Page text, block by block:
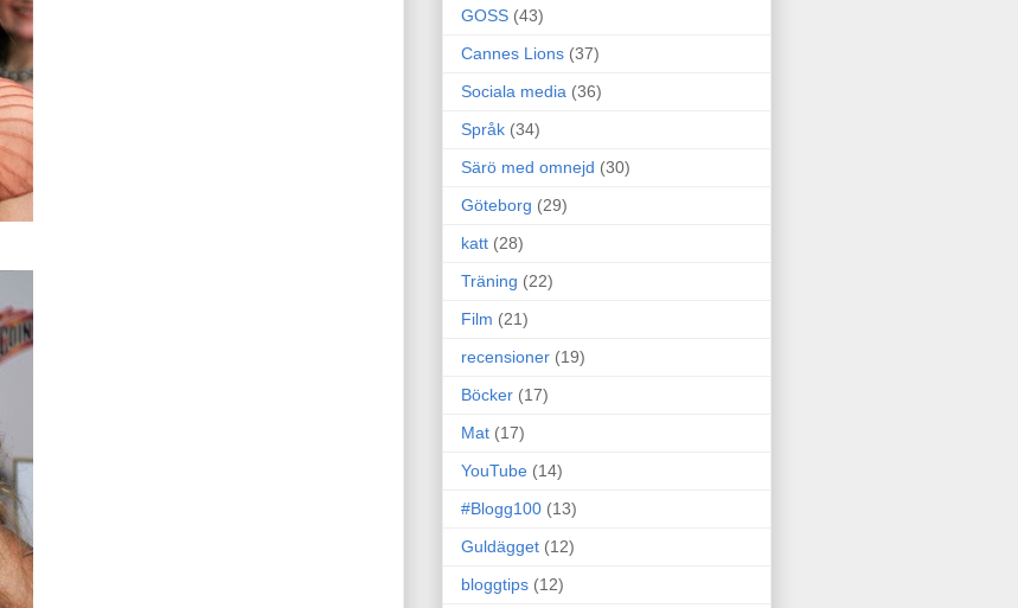
GOSS (43)
Cannes Lions (37)
Sociala media (36)
Språk (34)
Särö med omnejd (30)
Göteborg (29)
katt (28)
Träning (22)
Film (21)
recensioner (19)
Böcker (17)
Mat (17)
YouTube (14)
#Blogg100 (13)
Guldägget (12)
bloggtips (12)